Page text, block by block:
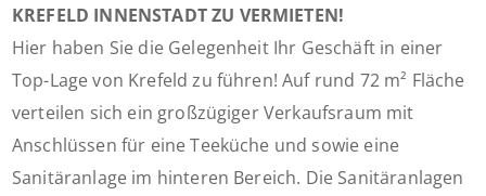
KREFELD INNENSTADT ZU VERMIETEN!
Hier haben Sie die Gelegenheit Ihr Geschäft in einer
Top-Lage von Krefeld zu führen! Auf rund 72 m² Fläche
verteilen sich ein großzügiger Verkaufsraum mit
Anschlüssen für eine Teeküche und sowie eine
Sanitäranlage im hinteren Bereich. Die Sanitäranlagen